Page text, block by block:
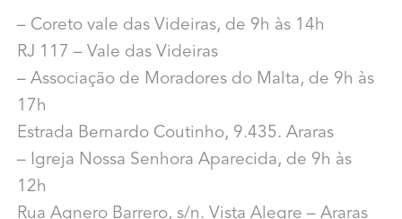
– Coreto vale das Videiras, de 9h às 14h
RJ 117 – Vale das Videiras
– Associação de Moradores do Malta, de 9h às
17h
Estrada Bernardo Coutinho, 9.435. Araras
– Igreja Nossa Senhora Aparecida, de 9h às
12h
Rua Agnero Barrero, s/n. Vista Alegre – Araras